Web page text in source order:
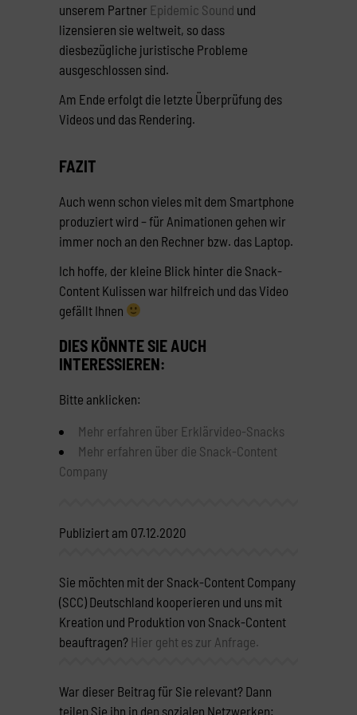
unserem Partner Epidemic Sound und
lizensieren sie weltweit, so dass
diesbezügliche juristische Probleme
ausgeschlossen sind.
Am Ende erfolgt die letzte Überprüfung des
Videos und das Rendering.
FAZIT
Auch wenn schon vieles mit dem Smartphone
produziert wird – für Animationen gehen wir
immer noch an den Rechner bzw. das Laptop.
Ich hoffe, der kleine Blick hinter die Snack-
Content Kulissen war hilfreich und das Video
gefällt Ihnen
DIES KÖNNTE SIE AUCH
INTERESSIEREN:
Bitte anklicken:
Mehr erfahren über Erklärvideo-Snacks
Mehr erfahren über die Snack-Content
Company
Publiziert am 07.12.2020
Sie möchten mit der Snack-Content Company
(SCC) Deutschland kooperieren und uns mit
Kreation und Produktion von Snack-Content
beauftragen? Hier geht es zur Anfrage.
War dieser Beitrag für Sie relevant? Dann
teilen Sie ihn in den sozialen Netzwerken: